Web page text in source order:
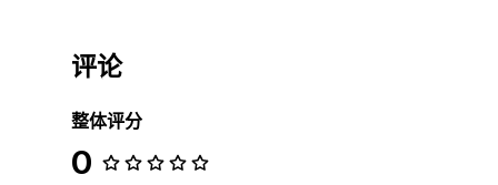
评论
整体评分
0